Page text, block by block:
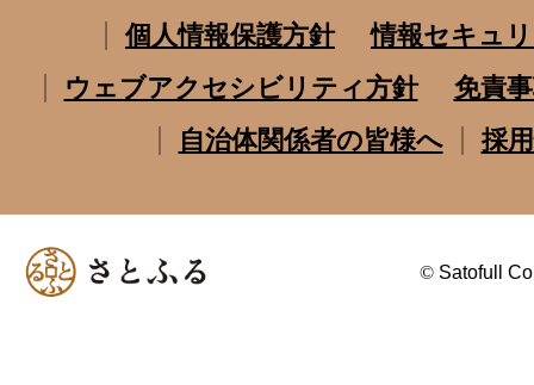
個人情報保護方針
情報セキュ
ウェブアクセシビリティ方針
免責
自治体関係者の皆様へ
採
© Satofull